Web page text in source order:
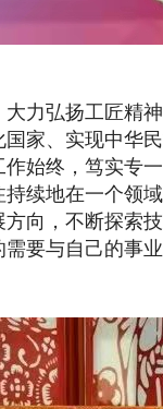
弘扬工匠精神
家、实现中华
始终，笃实专
续地在一个领
向，不断探索
要与自己的事